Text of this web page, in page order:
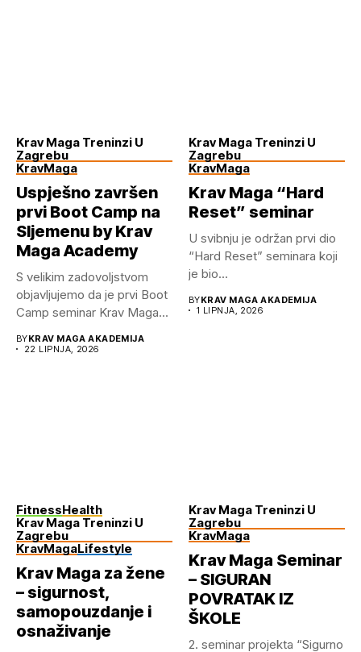
Krav Maga Treninzi U
Zagrebu
KravMaga
Uspješno završen
prvi Boot Camp na
Sljemenu by Krav
Maga Academy
S velikim zadovoljstvom
objavljujemo da je prvi Boot
Camp seminar Krav Maga...
BYKRAV MAGA AKADEMIJA
22 LIPNJA, 2026
Krav Maga Treninzi U
Zagrebu
KravMaga
Krav Maga “Hard
Reset” seminar
U svibnju je održan prvi dio
“Hard Reset” seminara koji
je bio...
BYKRAV MAGA AKADEMIJA
1 LIPNJA, 2026
FitnessHealth
Krav Maga Treninzi U
Zagrebu
KravMagaLifestyle
Krav Maga za žene
– sigurnost,
samopouzdanje i
osnaživanje
Krav Maga Treninzi U
Zagrebu
KravMaga
Krav Maga Seminar
– SIGURAN
POVRATAK IZ
ŠKOLE
2.⁠ ⁠seminar projekta “Sigurno